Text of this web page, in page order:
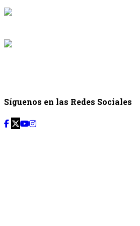
Síguenos en las Redes Sociales